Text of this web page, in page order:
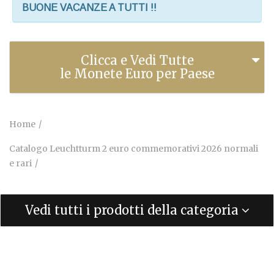
BUONE VACANZE A TUTTI !!
Clicca e Vedi Tutte
le Monete Euro per Paese
Home
Catalogo Leuchtturm 2 euro commemorativi 2026 normali
e rari
Vedi tutti i prodotti della categoria